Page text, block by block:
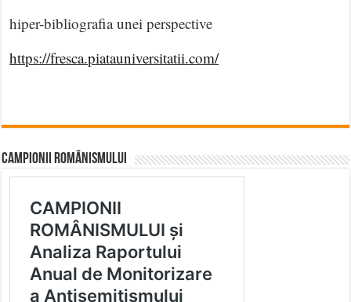
hiper-bibliografia unei perspective
https://fresca.piatauniversitatii.com/
CAMPIONII ROMÂNISMULUI